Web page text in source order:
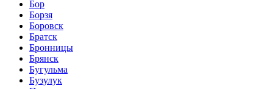
Бор
Борзя
Боровск
Братск
Бронницы
Брянск
Бугульма
Бузулук